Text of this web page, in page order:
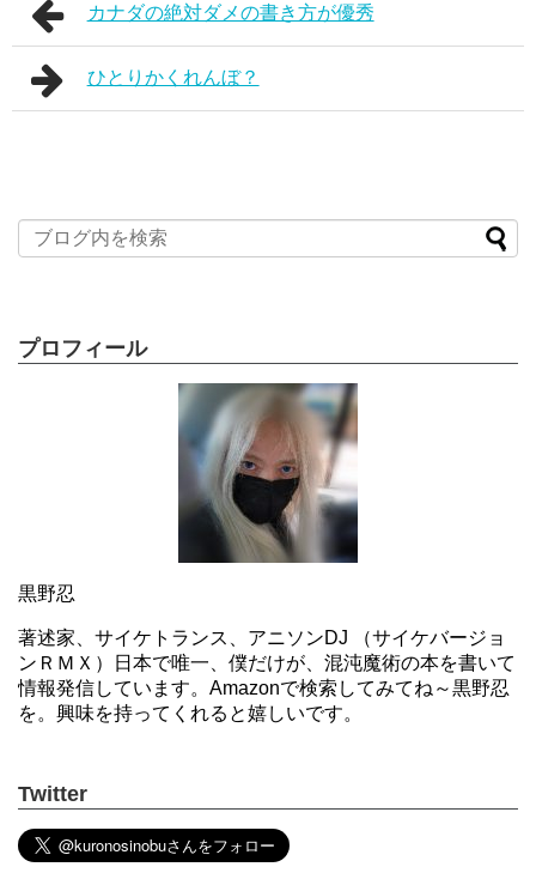
カナダの絶対ダメの書き方が優秀
ひとりかくれんぼ？
プロフィール
黒野忍
著述家、サイケトランス、アニソンDJ （サイケバージョ
ンＲＭＸ）日本で唯一、僕だけが、混沌魔術の本を書いて
情報発信しています。Amazonで検索してみてね～黒野忍
を。興味を持ってくれると嬉しいです。
Twitter